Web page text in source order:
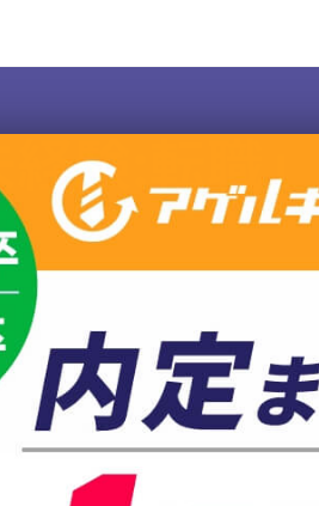
経験:転職
記事一覧